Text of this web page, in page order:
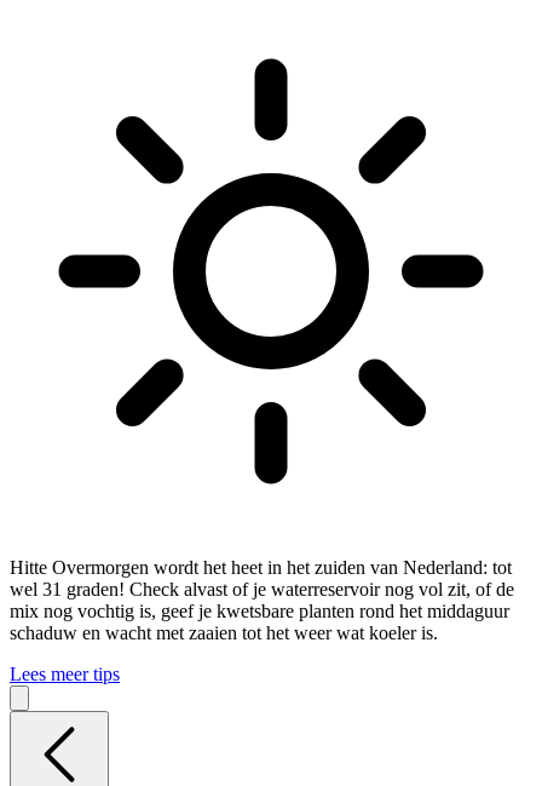
Hitte Overmorgen wordt het heet in het zuiden van Nederland: tot
wel 31 graden! Check alvast of je waterreservoir nog vol zit, of de
mix nog vochtig is, geef je kwetsbare planten rond het middaguur
schaduw en wacht met zaaien tot het weer wat koeler is.
Lees meer tips